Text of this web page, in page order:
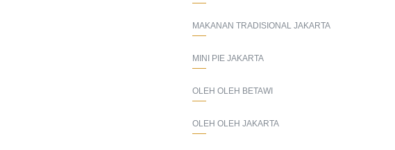
MAKANAN TRADISIONAL JAKARTA
MINI PIE JAKARTA
OLEH OLEH BETAWI
OLEH OLEH JAKARTA